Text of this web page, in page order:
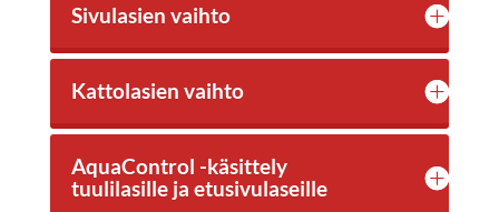
Sivulasien vaihto
Kattolasien vaihto
AquaControl -käsittely
tuulilasille ja etusivulaseille